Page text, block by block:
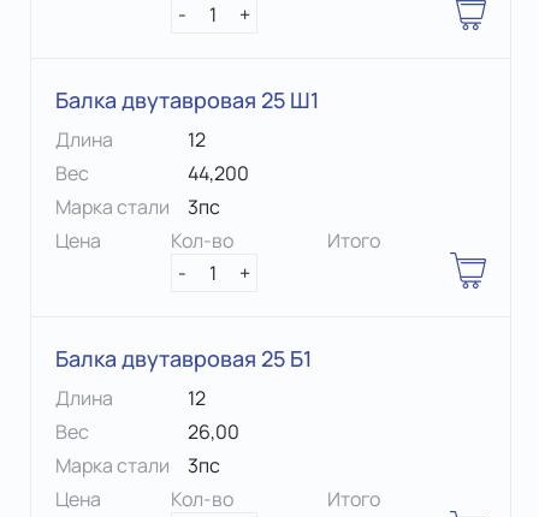
-
1 +
Балка двутавровая 25 Ш1
Длина
12
Вес
44,200
Марка стали
3пс
Цена
Кол-во
-
1 +
Итого
Балка двутавровая 25 Б1
Длина
12
Вес
26,00
Марка стали
3пс
Цена
Кол-во
Итого